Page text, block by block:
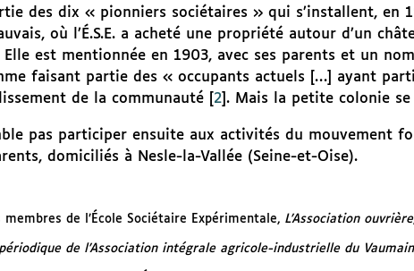
des dix « pionniers sociétaires » qui s’installent, en
où l’É.S.E. a acheté une propriété autour d’un
est mentionnée en 1903, avec ses parents et un
faisant partie des « occupants actuels […] ayant
de la communauté[ 2] . Mais la petite colonie
pas participer ensuite aux activités du mouvement
domiciliés à Nesle-la-Vallée (Seine-et-Oise).
membres de l’École Sociétaire Expérimentale, L’Association ouvrière
de l’Association intégrale agricole-industrielle du Vaumain